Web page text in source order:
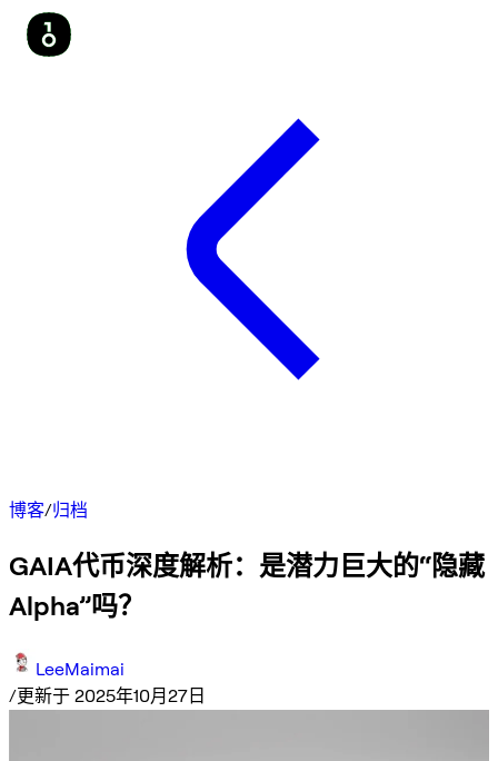
博客/归档
GAIA代币深度解析：是潜力巨大的“隐藏
Alpha”吗？
LeeMaimai
/更新于 2025年10月27日